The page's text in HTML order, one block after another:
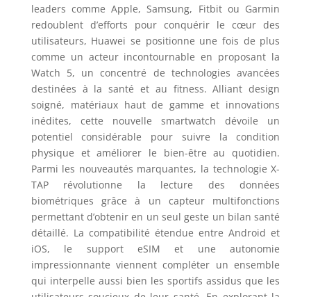
leaders comme Apple, Samsung, Fitbit ou Garmin
redoublent d’efforts pour conquérir le cœur des
utilisateurs, Huawei se positionne une fois de plus
comme un acteur incontournable en proposant la
Watch 5, un concentré de technologies avancées
destinées à la santé et au fitness. Alliant design
soigné, matériaux haut de gamme et innovations
inédites, cette nouvelle smartwatch dévoile un
potentiel considérable pour suivre la condition
physique et améliorer le bien-être au quotidien.
Parmi les nouveautés marquantes, la technologie X-
TAP révolutionne la lecture des données
biométriques grâce à un capteur multifonctions
permettant d’obtenir en un seul geste un bilan santé
détaillé. La compatibilité étendue entre Android et
iOS, le support eSIM et une autonomie
impressionnante viennent compléter un ensemble
qui interpelle aussi bien les sportifs assidus que les